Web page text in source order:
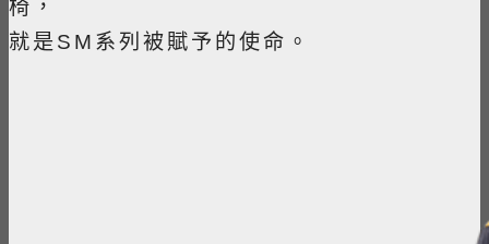
椅，
就是SM系列被賦予的使命。